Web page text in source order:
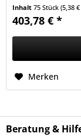
Inhalt75 Stück(5,38
403,78 € *
Merken
Beratung &